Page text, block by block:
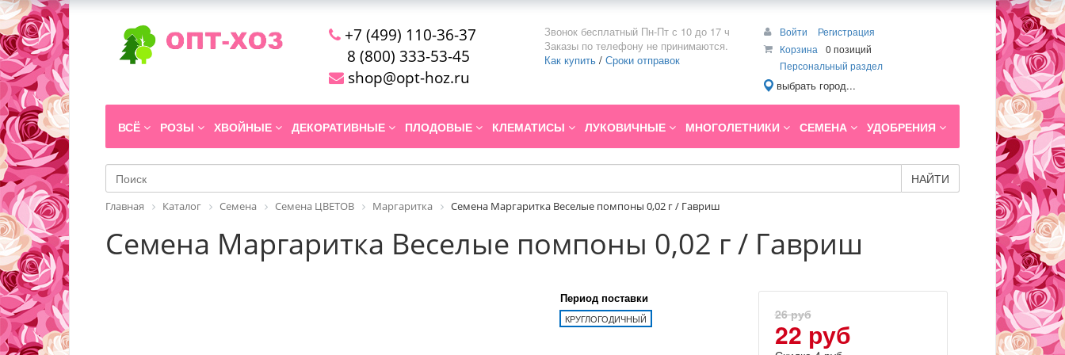
+7 (499) 110-36-37
8 (800) 333-53-45
shop@opt-hoz.ru
Звонок бесплатный Пн-Пт с 10 до 17 ч
Заказы по телефону не принимаются.
Как купить / Сроки отправок
Войти
Регистрация
Корзина
0 позиций
Персональный раздел
выбрать город...
ВСЁ РОЗЫ ХВОЙНЫЕ ДЕКОРАТИВНЫЕ ПЛОДОВЫЕ КЛЕМАТИСЫ ЛУКОВИЧНЫЕ МНОГОЛЕТНИКИ СЕМЕНА УДОБРЕНИЯ
НАЙТИ
Главная Каталог Семена Семена ЦВЕТОВ Маргаритка Семена Маргаритка Веселые помпоны 0,02 г / Гавриш
Семена Маргаритка Веселые помпоны 0,02 г / Гавриш
Период поставки
КРУГЛОГОДИЧНЫЙ 26 руб
22 руб